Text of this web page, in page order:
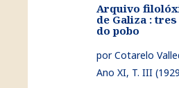
ver Arquivo filolóxico e
Arquivo
de Galiza :
do pobo
por Cotarelo
Ano XI, T. III